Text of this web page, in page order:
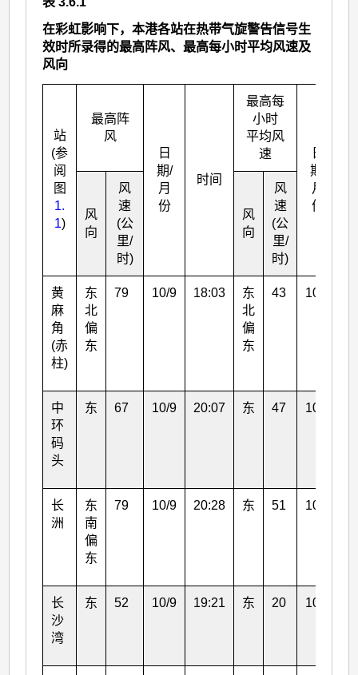
在彩虹影响下，本港各站在热带气旋警告信号生
效时所录得的最高阵风、最高每小时平均风速及
风向
站
(参
阅
图
1.
1)
最高阵
风
日
期/
月
份
时间
最高每
小时
平均风
速
日
期/
月
份
风
向
风
速
(公
里/
时)
风
向
风
速
(公
里/
时)
黄
麻
角
(赤
柱)
东
北
偏
东
79 10/9 18:03
东
北
偏
东
43 10/9
中
环
码
头
东 67 10/9 20:07 东 47 10/9
长
洲
东
南
偏
东
79 10/9 20:28 东 51 10/9
长
沙
湾
东 52 10/9 19:21 东 20 10/9